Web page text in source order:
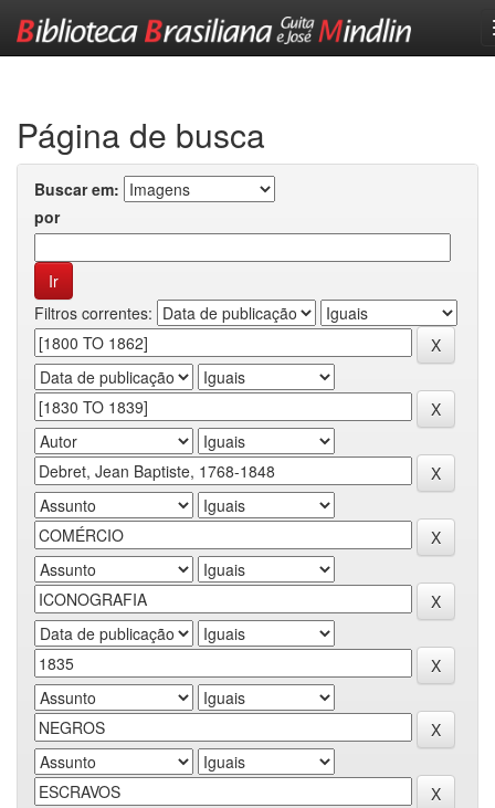
Página de busca
Buscar em:
por
Filtros correntes: